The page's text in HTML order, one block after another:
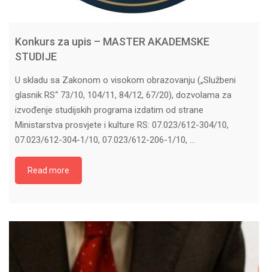
Konkurs za upis – MASTER AKADEMSKE
STUDIJE
U skladu sa Zakonom o visokom obrazovanju („Službeni
glasnik RS“ 73/10, 104/11, 84/12, 67/20), dozvolama za
izvođenje studijskih programa izdatim od strane
Ministarstva prosvjete i kulture RS: 07.023/612-304/10,
07.023/612-304-1/10, 07.023/612-206-1/10, …
Read more